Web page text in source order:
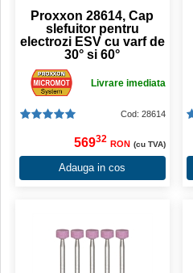
Proxxon 28614, Cap
slefuitor pentru
electrozi ESV cu varf de
30° si 60°
Livrare imediata
Cod: 28614
56932 RON (cu TVA)
Adauga in cos